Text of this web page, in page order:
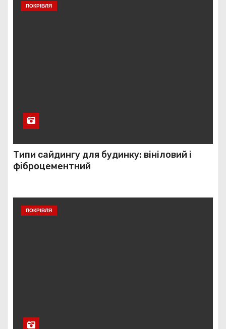
ПОКРІВЛЯ
Типи сайдингу для будинку: вініловий і
фіброцементний
ПОКРІВЛЯ